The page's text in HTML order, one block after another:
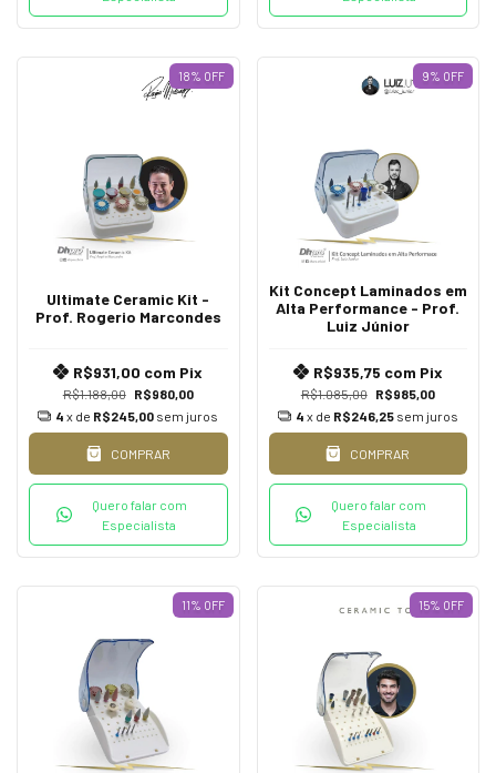
18% OFF
Ultimate Ceramic Kit -
Prof. Rogerio Marcondes
R$1.188,00 R$980,00
R$931,00 com Pix
4 x de R$245,00 sem juros
COMPRAR
Quero falar com
Especialista
9% OFF
Kit Concept Laminados em
Alta Performance - Prof.
Luiz Júnior
R$1.085,00 R$985,00
R$935,75 com Pix
4 x de R$246,25 sem juros
COMPRAR
Quero falar com
Especialista
11% OFF 15% OFF